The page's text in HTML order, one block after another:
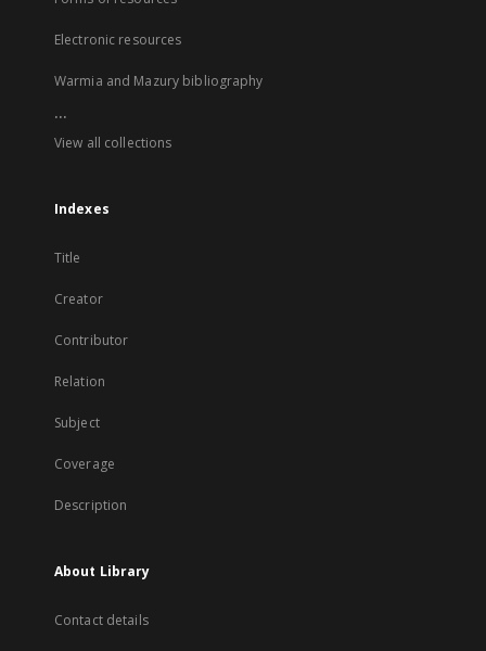
Electronic resources
Warmia and Mazury bibliography
...
View all collections
Indexes
Title
Creator
Contributor
Relation
Subject
Coverage
Description
About Library
Contact details